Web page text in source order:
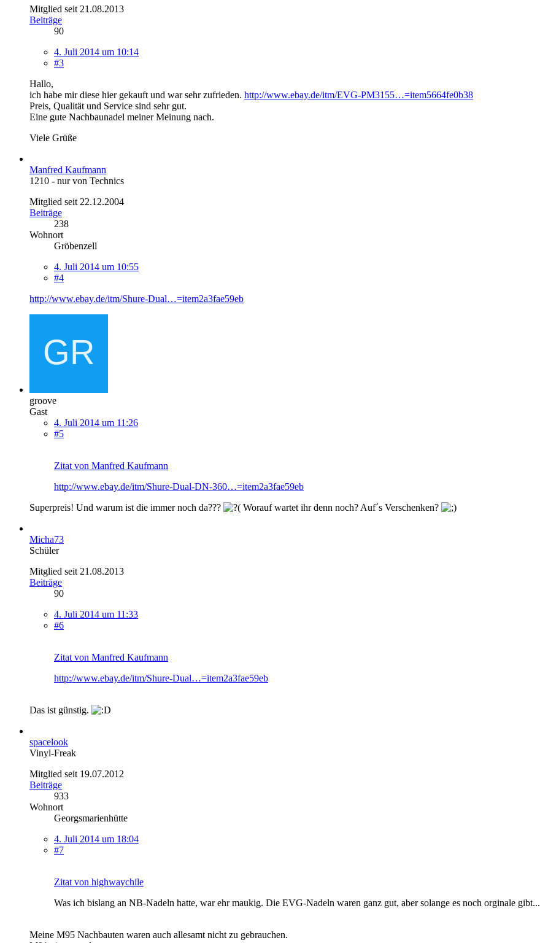
Mitglied seit 21.08.2013
Beiträge
90
4. Juli 2014 um 10:14
#3
Hallo,
ich habe mir diese hier gekauft und war sehr zufrieden. http://www.ebay.de/itm/EVG-PM3155…=item5664fe0b38
Preis, Qualität und Service sind sehr gut.
Eine gute Nachbaunadel meiner Meinung nach.
Viele Grüße
Manfred Kaufmann
1210 - nur von Technics
Mitglied seit 22.12.2004
Beiträge
238
Wohnort
Gröbenzell
4. Juli 2014 um 10:55
#4
http://www.ebay.de/itm/Shure-Dual…=item2a3fae59eb
groove
Gast
4. Juli 2014 um 11:26
#5
Zitat von Manfred Kaufmann
http://www.ebay.de/itm/Shure-Dual-DN-360…=item2a3fae59eb
Superpreis! Und warum ist die immer noch da???
Worauf wartet ihr denn noch? Auf´s Verschenken?
Micha73
Schüler
Mitglied seit 21.08.2013
Beiträge
90
4. Juli 2014 um 11:33
#6
Zitat von Manfred Kaufmann
http://www.ebay.de/itm/Shure-Dual…=item2a3fae59eb
Das ist günstig.
spacelook
Vinyl-Freak
Mitglied seit 19.07.2012
Beiträge
933
Wohnort
Georgsmarienhütte
4. Juli 2014 um 18:04
#7
Zitat von highwaychile
Was ich bislang an NB-Nadeln hatte, war ehr maukig. Die EVG-Nadeln waren ganz gut, aber solange es noch orginale gibt...
Meine M95 Nachbauten waren auch allesamt nicht zu gebrauchen.